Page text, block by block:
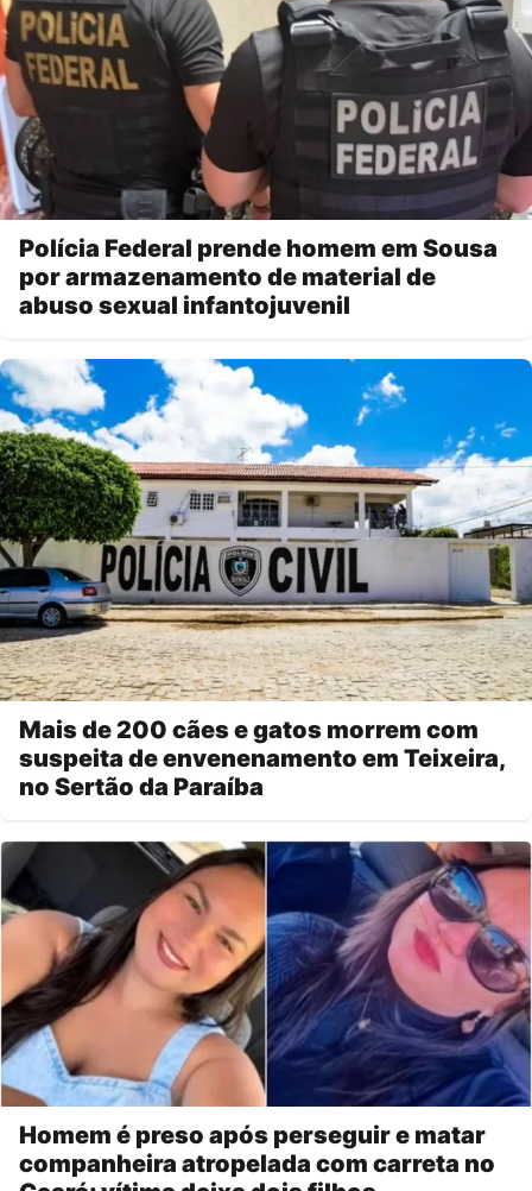
Polícia Federal prende homem em Sousa
por armazenamento de material de
abuso sexual infantojuvenil
Mais de 200 cães e gatos morrem com
suspeita de envenenamento em Teixeira,
no Sertão da Paraíba
Homem é preso após perseguir e matar
companheira atropelada com carreta no